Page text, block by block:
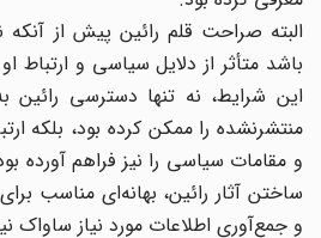
البته صراحت قلم رائین پیش از آنکه
باشد متأثر از دلایل سیاسی و ارتباط او
این شرایط، نه تنها دسترسی رائین
منتشرنشده را ممکن کرده بود، بلکه
و مقامات سیاسی را نیز فراهم آورده
ساختن آثار رائین، بهانه‌ای مناسب
و جمع‌آوری اطلاعات مورد نیاز ساواک نیز